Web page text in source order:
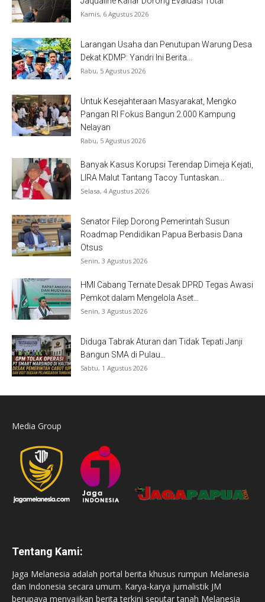
Kamis, 6 Agustus 2026
Larangan Usaha dan Penutupan Warung Desa
Dekat KDMP: Yandri Ini Berita...
Rabu, 5 Agustus 2026
Untuk Kesejahteraan Masyarakat, Mengko
Pangan RI Fokus Bangun 2.000 Kampung
Nelayan
Rabu, 5 Agustus 2026
Banyak Kasus Korupsi Terendap Dimeja Kejati,
LIRA Malut Tantang Tacoy Tuntaskan...
Selasa, 4 Agustus 2026
Senator Filep Dorong Pemerintah Susun
Roadmap Pendidikan Papua Berbasis Dana
Otsus
Senin, 3 Agustus 2026
HMI Cabang Ternate Desak DPRD Tegas Awasi
Pemkot dalam Mengelola Aset...
Senin, 3 Agustus 2026
Diduga Tabrak Aturan dan Tidak Tepati Janji
Bangun SMA di Pulau...
Sabtu, 1 Agustus 2026
Media Group
Tentang Kami:
Jaga Melanesia adalah portal berita khusus rumpun Melanesia
dan Indonesia secara umum. Karya-karya jurnalistik JM
berupaya menyajikan berita terkini seputar tanah Melanesia